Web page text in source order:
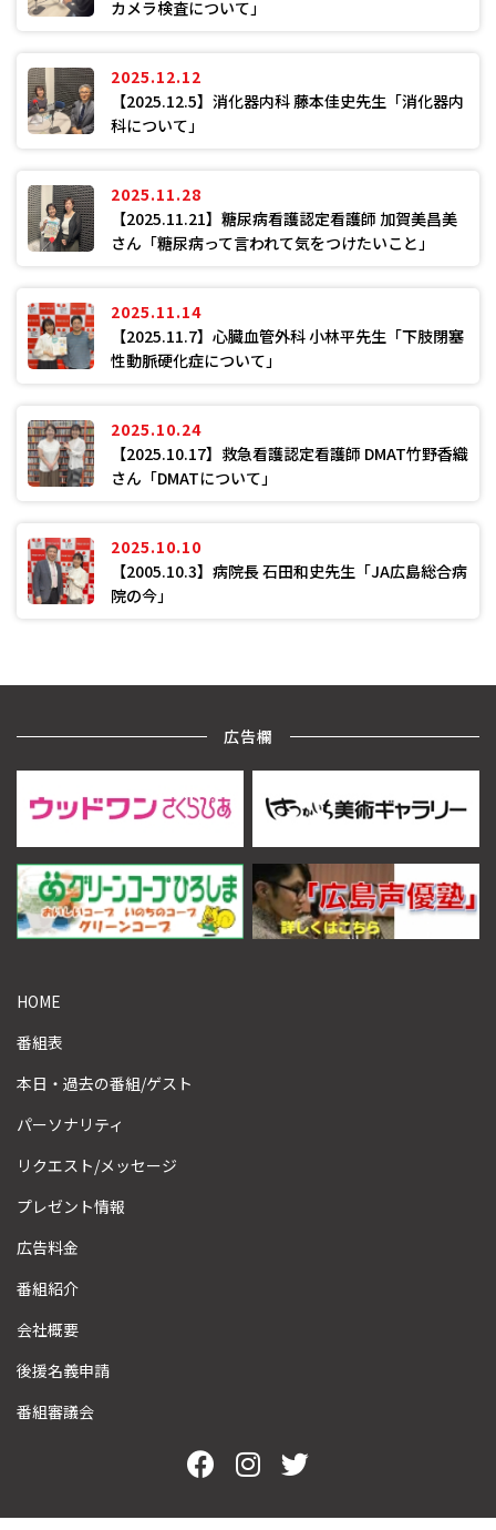
カメラ検査について」
2025.12.12
【2025.12.5】消化器内科 藤本佳史先生「消化器内
科について」
2025.11.28
【2025.11.21】糖尿病看護認定看護師 加賀美昌美
さん「糖尿病って言われて気をつけたいこと」
2025.11.14
【2025.11.7】心臓血管外科 小林平先生「下肢閉塞
性動脈硬化症について」
2025.10.24
【2025.10.17】救急看護認定看護師 DMAT竹野香織
さん「DMATについて」
2025.10.10
【2005.10.3】病院長 石田和史先生「JA広島総合病
院の今」
広告欄
HOME
番組表
本日・過去の番組/ゲスト
パーソナリティ
リクエスト/メッセージ
プレゼント情報
広告料金
番組紹介
会社概要
後援名義申請
番組審議会